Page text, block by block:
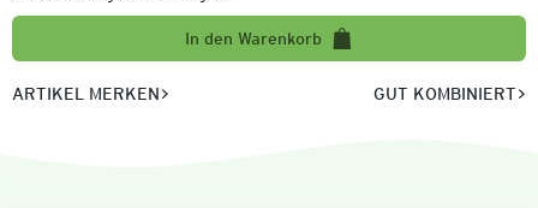
In den Warenkorb
ARTIKEL MERKEN GUT KOMBINIERT